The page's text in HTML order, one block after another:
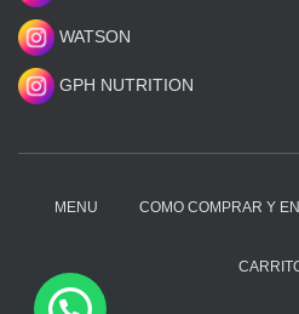
WATSON
GPH NUTRITION
MENU COMO COMPRAR Y